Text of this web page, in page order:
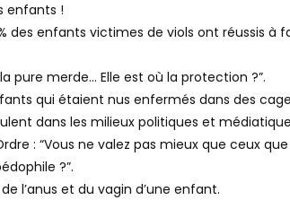
enfants !
des enfants victimes de viols ont réussis
la pure merde… Elle est où la protection ?”.
qui étaient nus enfermés dans des
dans les milieux politiques et
: “Vous ne valez pas mieux que ceux
?”.
l’anus et du vagin d’une enfant.